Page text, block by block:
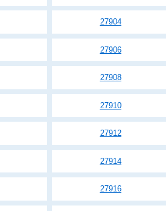
27904
27906
27908
27910
27912
27914
27916